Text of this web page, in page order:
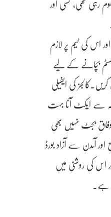
اس کی ٹیم پر لازم
بچانے کے لیے
کی ایفیلی
سے ایکٹ آنا بہت
بجٹ نہیں بھی
آمدن سے آزاد بورڈ
کی روشنی میں
ہے.